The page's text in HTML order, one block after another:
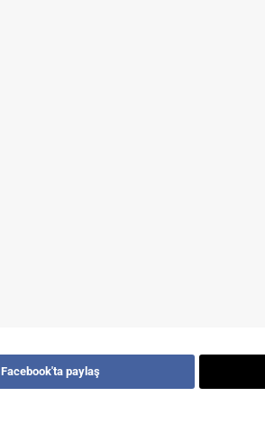
Facebook'ta paylaş